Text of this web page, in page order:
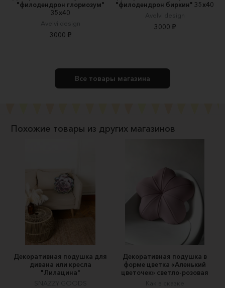
"филодендрон глориозум"
35х40
Avelvi design
3000 ₽
"филодендрон биркин" 35х40
Avelvi design
3000 ₽
Все товары магазина
Похожие товары из других магазинов
Декоративная подушка для
дивана или кресла
"Лилацина"
SNAZZY GOODS
Декоративная подушка в
форме цветка «Аленький
цветочек» светло-розовая
Как в сказке